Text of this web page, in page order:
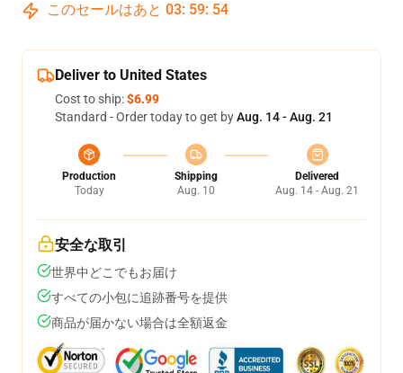
このセールはあと 03: 59: 54
Deliver to United States
Cost to ship:$6.99
Standard - Order today to get byAug. 14 - Aug. 21
Production
Today
Shipping
Aug. 10
Delivered
Aug. 14 - Aug. 21
安全な取引
世界中どこでもお届け
すべての小包に追跡番号を提供
商品が届かない場合は全額返金